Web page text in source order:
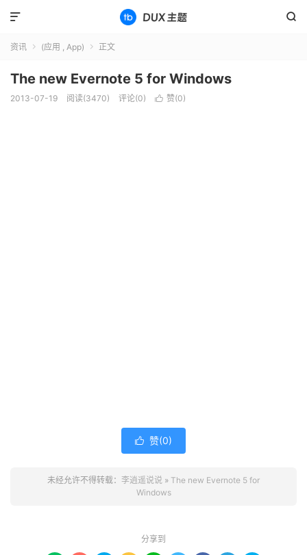


资讯  (应用 , App)  正文
The new Evernote 5 for Windows
2013-07-19 阅读(3470) 评论(0)  赞(0)
 赞(0)
未经允许不得转载： 李逍遥说说 » The new Evernote 5 for
Windows
分享到